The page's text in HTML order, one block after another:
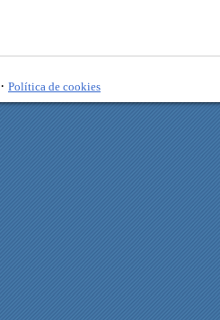
· Política de cookies